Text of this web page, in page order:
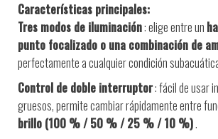
Características principales:
Tres modos de iluminación: elige entre un
punto focalizado o una combinación de
perfectamente a cualquier condición
Control de doble interruptor: fácil de usar
gruesos, permite cambiar rápidamente entre
brillo (100 % / 50 % / 25 % / 10 %).